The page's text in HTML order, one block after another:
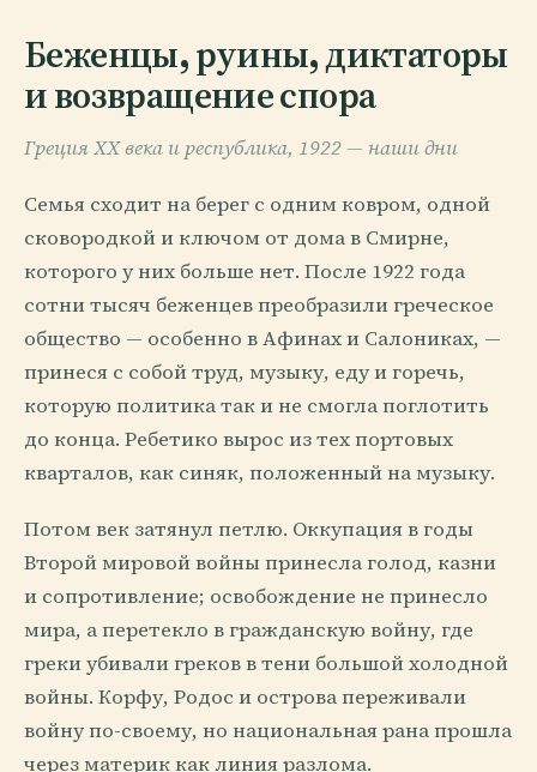
Беженцы, руины, диктаторы
и возвращение спора
Греция XX века и республика, 1922 — наши дни
Семья сходит на берег с одним ковром, одной
сковородкой и ключом от дома в Смирне,
которого у них больше нет. После 1922 года
сотни тысяч беженцев преобразили греческое
общество — особенно в Афинах и Салониках, —
принеся с собой труд, музыку, еду и горечь,
которую политика так и не смогла поглотить
до конца. Ребетико вырос из тех портовых
кварталов, как синяк, положенный на музыку.
Потом век затянул петлю. Оккупация в годы
Второй мировой войны принесла голод, казни
и сопротивление; освобождение не принесло
мира, а перетекло в гражданскую войну, где
греки убивали греков в тени большой холодной
войны. Корфу, Родос и острова переживали
войну по-своему, но национальная рана прошла
через материк как линия разлома.